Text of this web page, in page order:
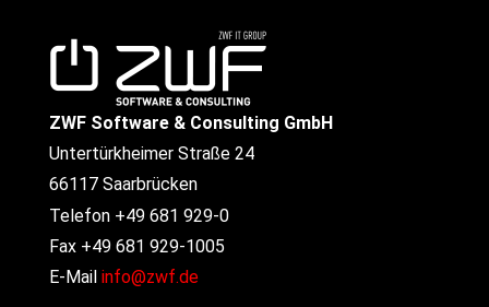
ZWF Software & Consulting GmbH
Untertürkheimer Straße 24
66117 Saarbrücken
Telefon +49 681 929-0
Fax +49 681 929-1005
E-Mail info@zwf.de